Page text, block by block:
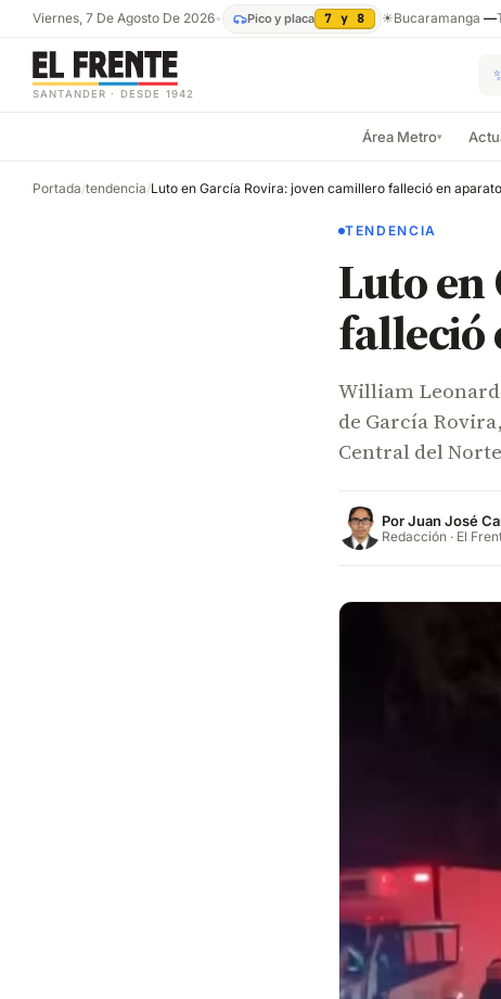
Viernes, 7 De Agosto De 2026• Pico y placa 7 y 8 ☀Bucaramanga —
SANTANDER · DESDE 1942
Área Metro▾
Portada/tendencia/
TENDENCIA
Luto
falleció
William
de García
Central del
PorJuan José
Redacción · El